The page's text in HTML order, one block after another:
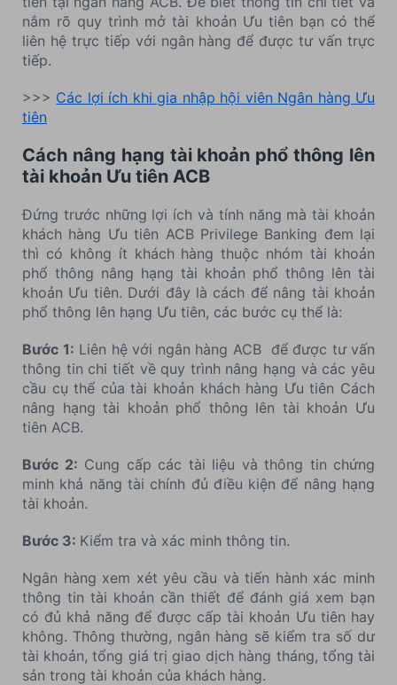
nắm rõ quy trình mở tài khoản Ưu tiên bạn có thể
liên hệ trực tiếp với ngân hàng để được tư vấn trực
tiếp.
>>> Các lợi ích khi gia nhập hội viên Ngân hàng Ưu
tiên
Cách nâng hạng tài khoản phổ thông lên
tài khoản Ưu tiên ACB
Đứng trước những lợi ích và tính năng mà tài khoản
khách hàng Ưu tiên ACB Privilege Banking đem lại
thì có không ít khách hàng thuộc nhóm tài khoản
phổ thông nâng hạng tài khoản phổ thông lên tài
khoản Ưu tiên. Dưới đây là cách để nâng tài khoản
phổ thông lên hạng Ưu tiên, các bước cụ thể là:
Bước 1: Liên hệ với ngân hàng ACB để được tư vấn
thông tin chi tiết về quy trình nâng hạng và các yêu
cầu cụ thể của tài khoản khách hàng Ưu tiên Cách
nâng hạng tài khoản phổ thông lên tài khoản Ưu
tiên ACB.
Bước 2: Cung cấp các tài liệu và thông tin chứng
minh khả năng tài chính đủ điều kiện để nâng hạng
tài khoản.
Bước 3: Kiểm tra và xác minh thông tin.
Ngân hàng xem xét yêu cầu và tiến hành xác minh
thông tin tài khoản cần thiết để đánh giá xem bạn
có đủ khả năng để được cấp tài khoản Ưu tiên hay
không. Thông thường, ngân hàng sẽ kiểm tra số dư
tài khoản, tổng giá trị giao dịch hàng tháng, tổng tài
sản trong tài khoản của khách hàng.